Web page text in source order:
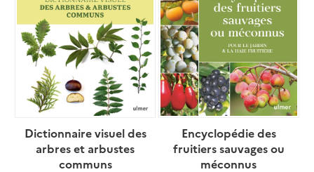
Dictionnaire visuel des
arbres et arbustes
communs
Encyclopédie des
fruitiers sauvages ou
méconnus